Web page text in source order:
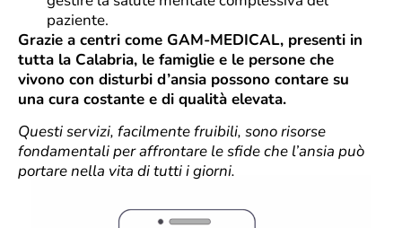
paziente.
Grazie a centri come GAM-MEDICAL, presenti in
tutta la Calabria, le famiglie e le persone che
vivono con disturbi d’ansia possono contare su
una cura costante e di qualità elevata.
Questi servizi, facilmente fruibili, sono risorse
fondamentali per affrontare le sfide che l’ansia può
portare nella vita di tutti i giorni.